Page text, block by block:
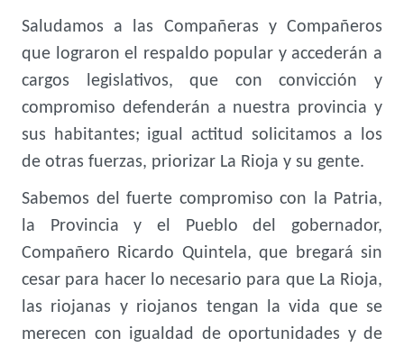
Saludamos a las Compañeras y Compañeros
que lograron el respaldo popular y accederán a
cargos legislativos, que con convicción y
compromiso defenderán a nuestra provincia y
sus habitantes; igual actitud solicitamos a los
de otras fuerzas, priorizar La Rioja y su gente.
Sabemos del fuerte compromiso con la Patria,
la Provincia y el Pueblo del gobernador,
Compañero Ricardo Quintela, que bregará sin
cesar para hacer lo necesario para que La Rioja,
las riojanas y riojanos tengan la vida que se
merecen con igualdad de oportunidades y de